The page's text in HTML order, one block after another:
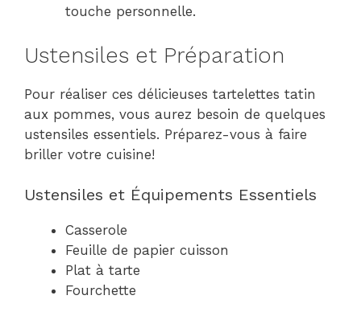
touche personnelle.
Ustensiles et Préparation
Pour réaliser ces délicieuses tartelettes tatin
aux pommes, vous aurez besoin de quelques
ustensiles essentiels. Préparez-vous à faire
briller votre cuisine!
Ustensiles et Équipements Essentiels
Casserole
Feuille de papier cuisson
Plat à tarte
Fourchette